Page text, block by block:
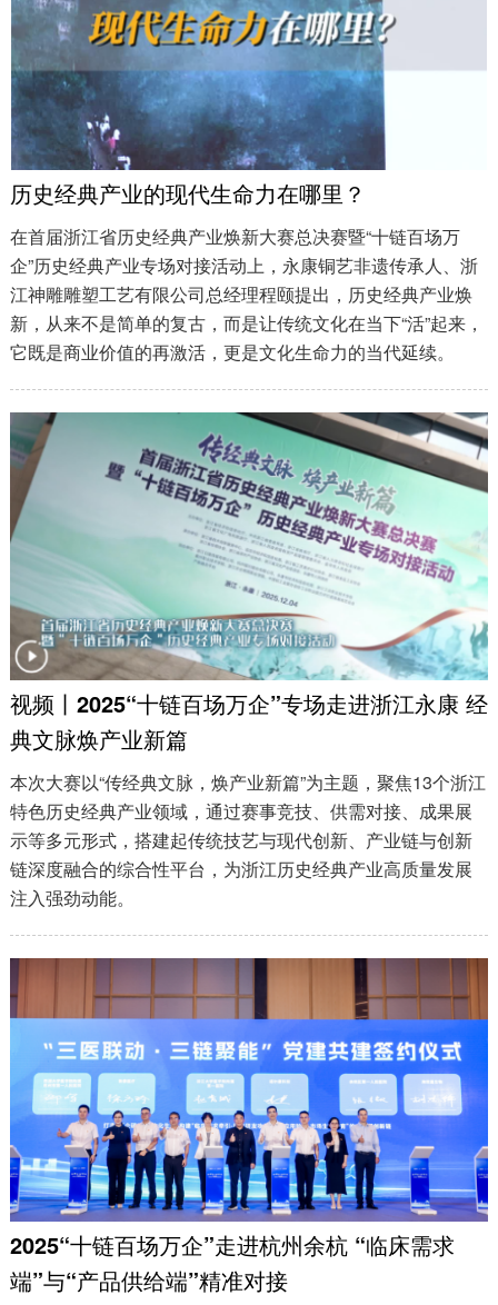
历史经典产业的现代生命力在哪里？
在首届浙江省历史经典产业焕新大赛总决赛暨“十链百场万
企”历史经典产业专场对接活动上，永康铜艺非遗传承人、浙
江神雕雕塑工艺有限公司总经理程颐提出，历史经典产业焕
新，从来不是简单的复古，而是让传统文化在当下“活”起来，
它既是商业价值的再激活，更是文化生命力的当代延续。
视频丨2025“十链百场万企”专场走进浙江永康 经
典文脉焕产业新篇
本次大赛以“传经典文脉，焕产业新篇”为主题，聚焦13个浙江
特色历史经典产业领域，通过赛事竞技、供需对接、成果展
示等多元形式，搭建起传统技艺与现代创新、产业链与创新
链深度融合的综合性平台，为浙江历史经典产业高质量发展
注入强劲动能。
2025“十链百场万企”走进杭州余杭 “临床需求
端”与“产品供给端”精准对接